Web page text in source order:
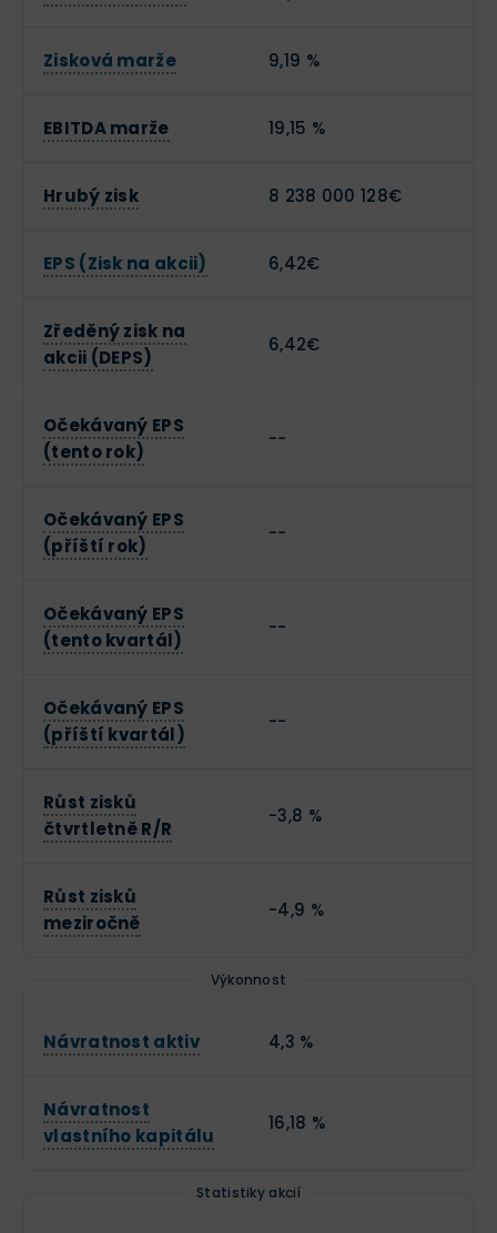
Zisková marže 9,19 %
EBITDA marže 19,15 %
Hrubý zisk 8 238 000 128€
EPS (Zisk na akcii) 6,42€
Zředěný zisk na
akcii (DEPS)
6,42€
Očekávaný EPS
(tento rok)
--
Očekávaný EPS
(příští rok)
--
Očekávaný EPS
(tento kvartál)
--
Očekávaný EPS
(příští kvartál)
--
Růst zisků
čtvrtletně R/R
-3,8 %
Růst zisků
meziročně
-4,9 %
Výkonnost
Návratnost aktiv 4,3 %
Návratnost
vlastního kapitálu
16,18 %
Statistiky akcií